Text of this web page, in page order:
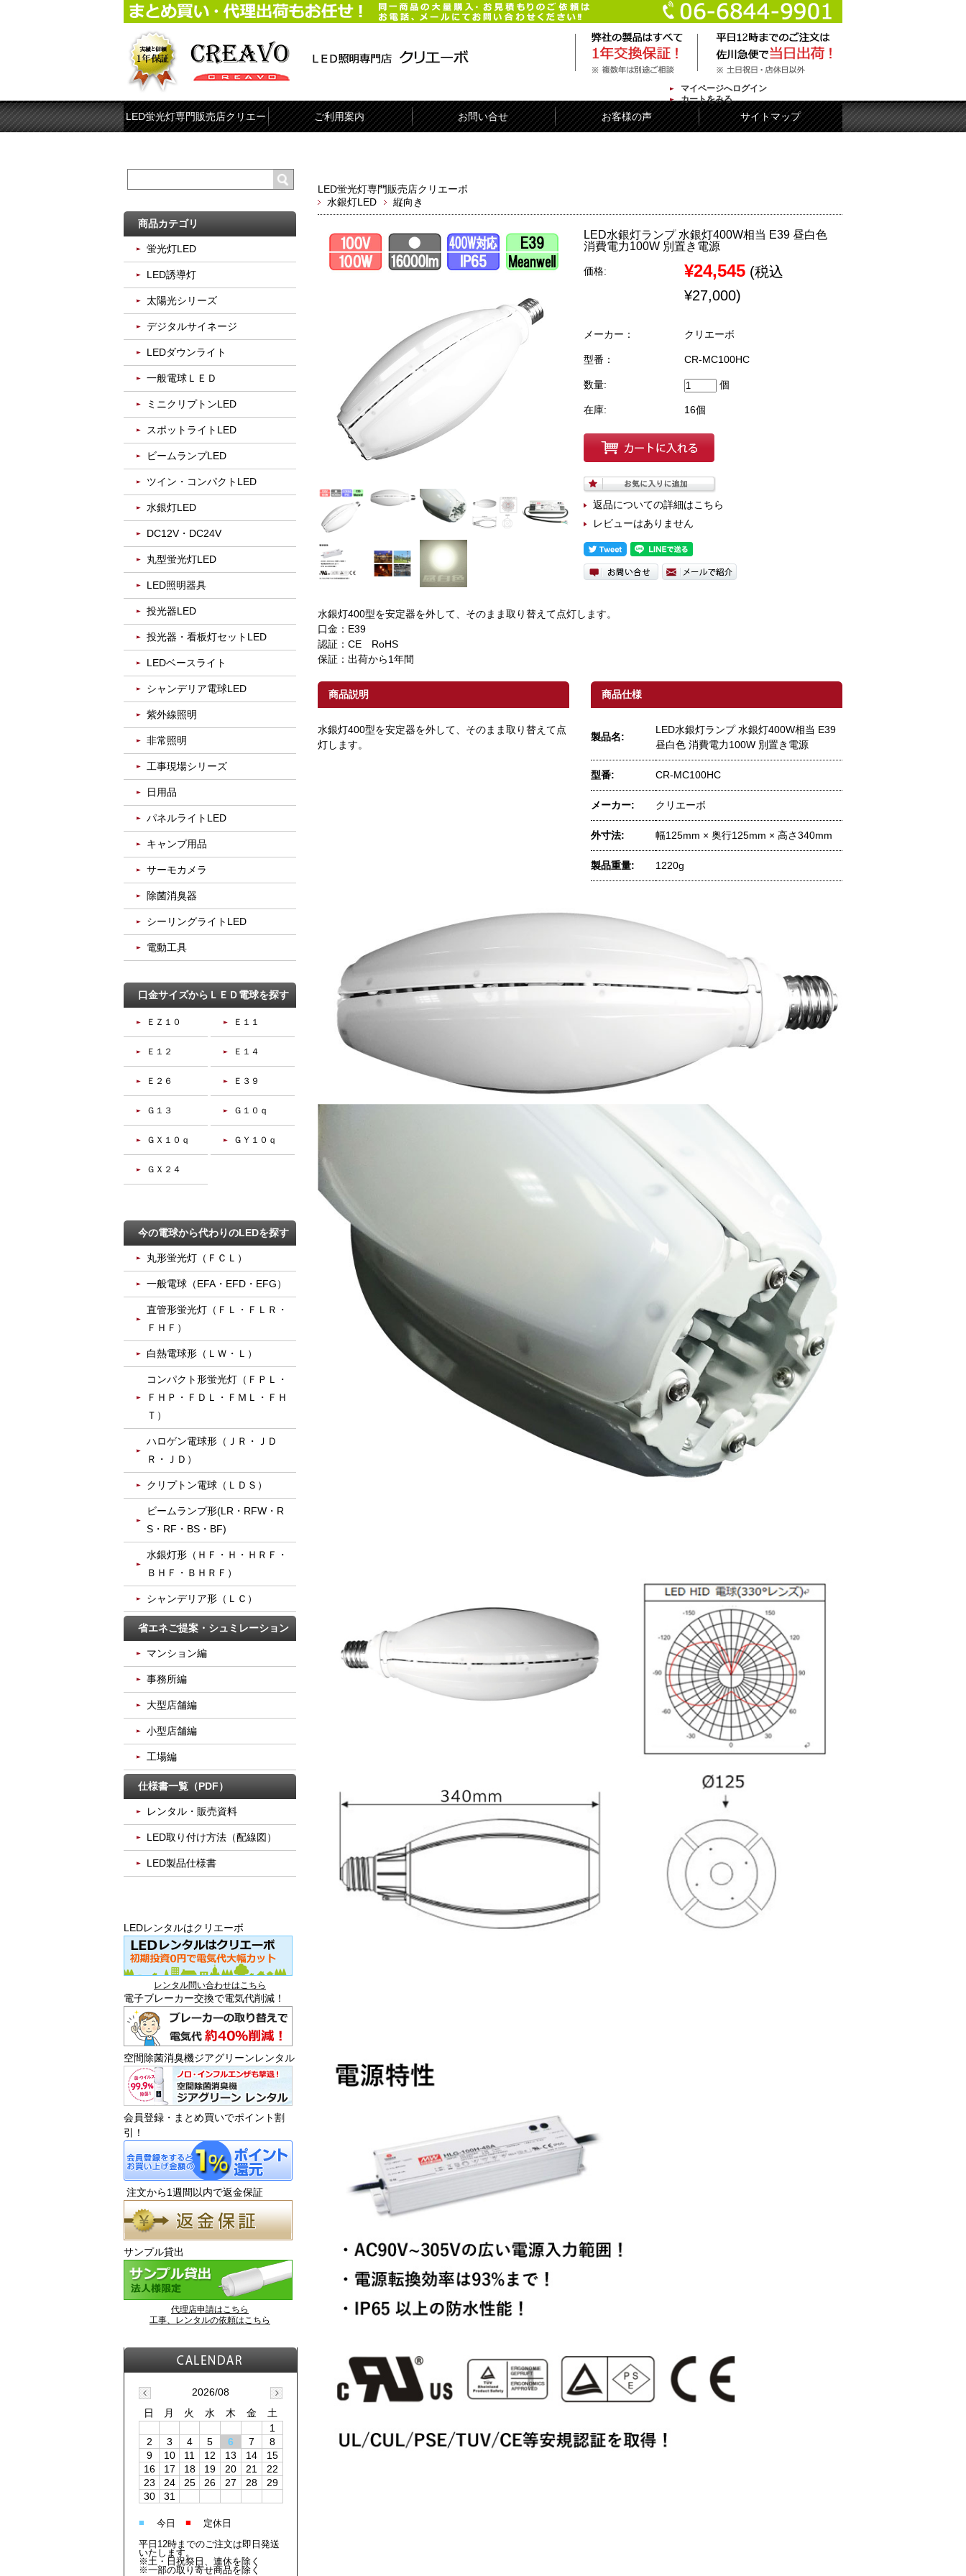
マイページへログイン
カートをみる
LED蛍光灯専門販売店クリエー ご利用案内 お問い合せ お客様の声 サイトマップ
LED蛍光灯専門販売店クリエーボ
水銀灯LED
縦向き
LED水銀灯ランプ 水銀灯400W相当 E39 昼白色
消費電力100W 別置き電源
価格: ¥24,545 (税込
¥27,000)
メーカー： クリエーボ
型番： CR-MC100HC
数量: 個
在庫: 16個
返品についての詳細はこちら
レビューはありません
水銀灯400型を安定器を外して、そのまま取り替えて点灯します。
口金：E39
認証：CE RoHS
保証：出荷から1年間
商品説明
水銀灯400型を安定器を外して、そのまま取り替えて点
灯します。
商品仕様
製品名:
LED水銀灯ランプ 水銀灯400W相当 E39
昼白色 消費電力100W 別置き電源
型番: CR-MC100HC
メーカー: クリエーボ
外寸法: 幅125mm × 奥行125mm × 高さ340mm
製品重量: 1220g
商品カテゴリ
蛍光灯LED
LED誘導灯
太陽光シリーズ
デジタルサイネージ
LEDダウンライト
一般電球ＬＥＤ
ミニクリプトンLED
スポットライトLED
ビームランプLED
ツイン・コンパクトLED
水銀灯LED
DC12V・DC24V
丸型蛍光灯LED
LED照明器具
投光器LED
投光器・看板灯セットLED
LEDベースライト
シャンデリア電球LED
紫外線照明
非常照明
工事現場シリーズ
日用品
パネルライトLED
キャンプ用品
サーモカメラ
除菌消臭器
シーリングライトLED
電動工具
口金サイズからＬＥＤ電球を探す
ＥＺ１０ Ｅ１１
Ｅ１２ Ｅ１４
Ｅ２６ Ｅ３９
Ｇ１３ Ｇ１０ｑ
ＧＸ１０ｑ ＧＹ１０ｑ
ＧＸ２４
今の電球から代わりのLEDを探す
丸形蛍光灯（ＦＣＬ）
一般電球（EFA・EFD・EFG）
直管形蛍光灯（ＦＬ・ＦＬＲ・
ＦＨＦ）
白熱電球形（ＬＷ・Ｌ）
コンパクト形蛍光灯（ＦＰＬ・
ＦＨＰ・ＦＤＬ・ＦＭＬ・ＦＨ
Ｔ）
ハロゲン電球形（ＪＲ・ＪＤ
Ｒ・ＪＤ）
クリプトン電球（ＬＤＳ）
ビームランプ形(LR・RFW・R
S・RF・BS・BF)
水銀灯形（ＨＦ・Ｈ・ＨＲＦ・
ＢＨＦ・ＢＨＲＦ）
シャンデリア形（ＬＣ）
省エネご提案・シュミレーション
マンション編
事務所編
大型店舗編
小型店舗編
工場編
仕様書一覧（PDF）
レンタル・販売資料
LED取り付け方法（配線図）
LED製品仕様書
LEDレンタルはクリエーボ
レンタル問い合わせはこちら
電子ブレーカー交換で電気代削減！
空間除菌消臭機ジアグリーンレンタル
会員登録・まとめ買いでポイント割
引！
注文から1週間以内で返金保証
サンプル貸出
代理店申請はこちら
工事、レンタルの依頼はこちら
2026/08
日
月 火 水 木 金
土
1
2
3 4 5 6 7
8
9
10 11 12 13 14
15
16
17 18 19 20 21
22
23
24 25 26 27 28
29
30
31
■ 今日 ■ 定休日
平日12時までのご注文は即日発送
いたします。
※土・日祝祭日、連休を除く
※一部の取り寄せ商品を除く